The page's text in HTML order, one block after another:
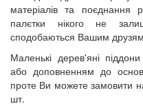
матеріалів та поєднання
палєтки нікого не
сподобаються Вашим
Маленькі дерев'яні
або доповненням до
проте Ви можете замовити
шт.